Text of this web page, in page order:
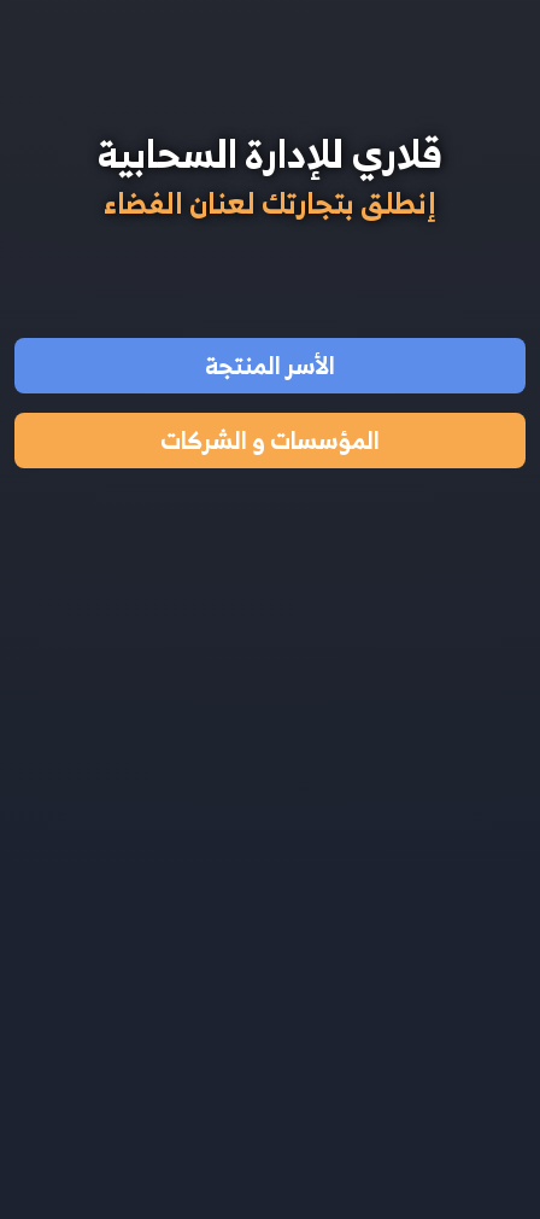
قلاري للإدارة السحابية
إنطلق بتجارتك لعنان الفضاء
الأسر المنتجة
المؤسسات و الشركات